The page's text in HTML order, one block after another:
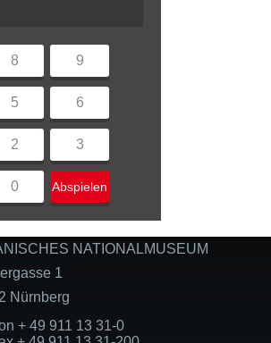
8 9
5 6
2 3
0 Abspielen
NATIONALMUSEUM
1
Nürnberg
+ 49 911 13 31-0